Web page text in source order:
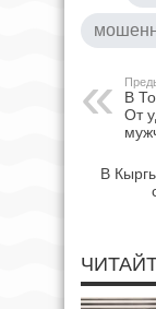
В
От
В